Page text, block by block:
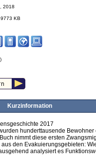
2018
KB
Kurzinformation
2017
hunderttausende
nimmt diese ersten
den Evakuierungsgebieten:
analysiert es